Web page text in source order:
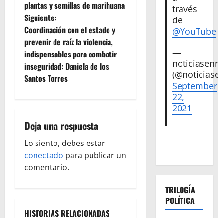
a
v
e
g
a
i
ó
n
e
plantas y semillas de marihuana
Siguiente:
Coordinación con el estado y
prevenir de raíz la violencia,
indispensables para combatir
inseguridad: Daniela de los
Santos Torres
Deja una respuesta
Lo siento, debes estar
conectado para publicar un
comentario.
HISTORIAS RELACIONADAS
través
de
@YouTube
—
September
22,
2021
TRILOGÍA
POLÍTICA